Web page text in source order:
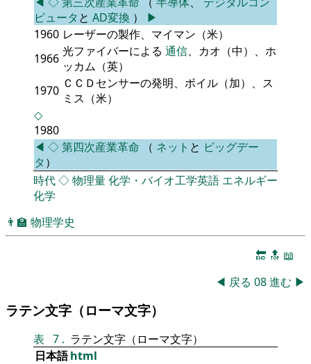
ピュータ と AD変換 ） ▶
1960 レーザーの製作、マイマン（米）
1966 光ファイバーによる 通信、カオ（中）、ホ
ッカム（英）
1970 ＣＣＤセンサーの発明、ボイル（加）、ス
ミス（米）
◇
1980
◀ ◇第四次産業革命 （ ネット と ビッグデー
タ ）
時代◇物理量化学・バイオ工学英語 エネルギー
化学
👨‍🏫 物理学史
🔚 🔝 📖
◀ 戻る 08進む ▶
ラテン文字（ローマ文字）
表 7 . ラテン文字（ローマ文字）
日本語html